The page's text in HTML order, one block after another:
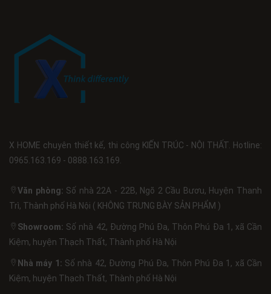
X HOME chuyên thiết kế, thi công KIẾN TRÚC - NỘI THẤT. Hotline:
0965.163.169 - 0888.163.169.
Văn phòng: Số nhà 22A - 22B, Ngõ 2 Cầu Bươu, Huyện Thanh
Trì, Thành phố Hà Nội ( KHÔNG TRƯNG BÀY SẢN PHẨM )
Showroom: Số nhà 42, Đường Phú Đa, Thôn Phú Đa 1, xã Cần
Kiệm, huyện Thạch Thất, Thành phố Hà Nội
Nhà máy 1: Số nhà 42, Đường Phú Đa, Thôn Phú Đa 1, xã Cần
Kiệm, huyện Thạch Thất, Thành phố Hà Nội